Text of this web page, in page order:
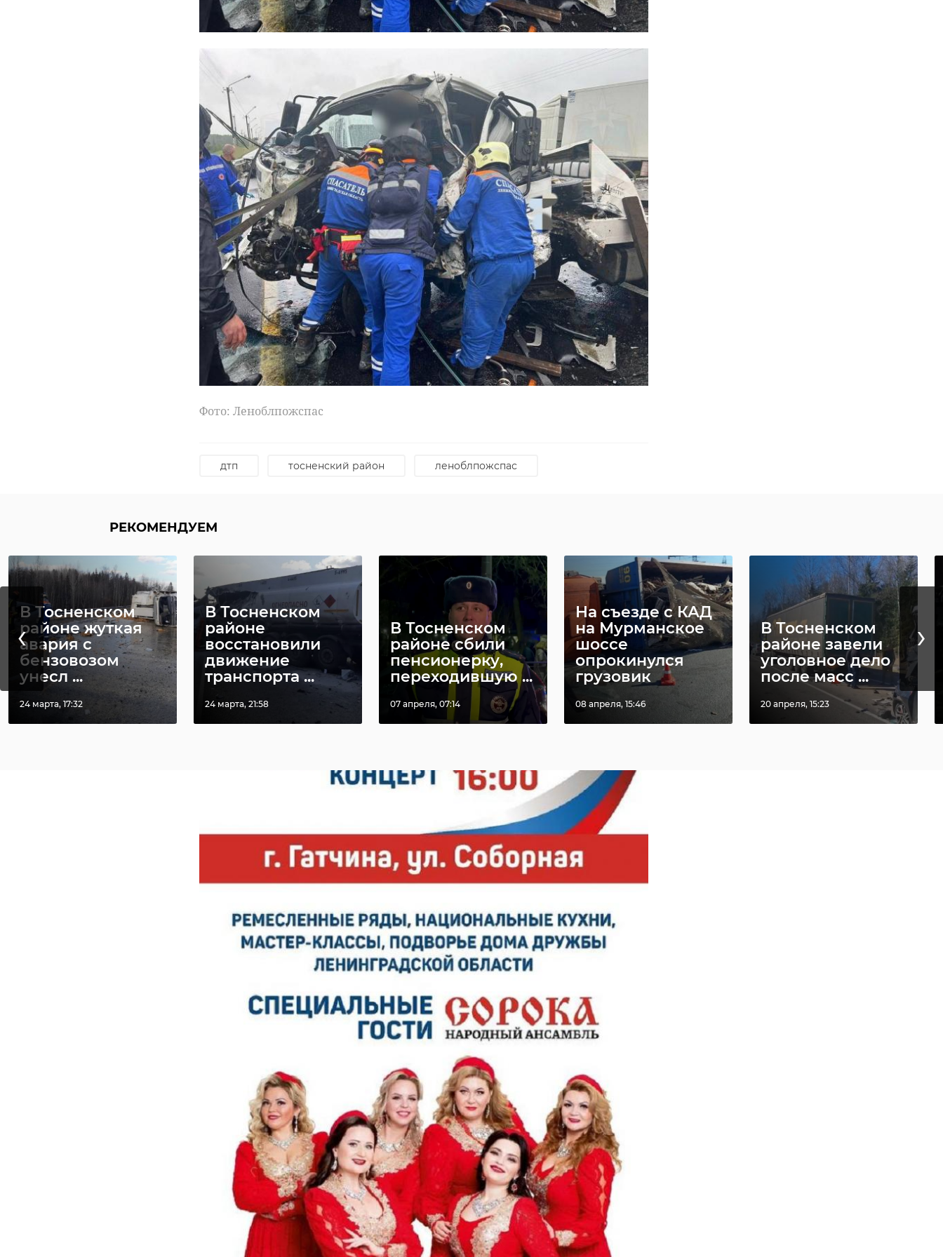
Фото: Леноблпожспас
дтп тосненский район леноблпожспас
РЕКОМЕНДУЕМ
В Тосненском
районе жуткая
авария с
бензовозом
унесл ...
24 марта, 17:32
В Тосненском
районе
восстановили
движение
транспорта ...
24 марта, 21:58
В Тосненском
районе сбили
пенсионерку,
переходившую ...
07 апреля, 07:14
На съезде с КАД
на Мурманское
шоссе
опрокинулся
грузовик
08 апреля, 15:46
В Тосненском
районе завели
уголовное дело
после масс ...
20 апреля, 15:23
‹ ›
пропавших
Леноб ...
...
– Новая Ладога ("Суворовский сквер") и Сясьстрой (городской парк "Сосновый
Бор").
В 14:00 празднование продолжится:
– в Кингисеппе (парк культуры и отдыха "Романовка"),
– в Коммунаре (общественное пространство "Яблоневый сад"),
– в Лодейном Поле (дом народного творчества имени Ю. П. Захарова),
– в Никольском (Центр культуры и досуга),
– в Тосно (проспект Ленина, 45).
В 15:00 праздничный концерт "Моя Россия" начнется в Луге на площади
Мира.
Кроме концертов, жителей и гостей области ждут тематические акции,
квесты и семейные мероприятия.